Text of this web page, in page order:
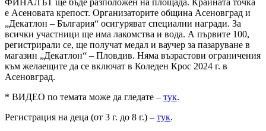
е Асеновата крепост. Организаторите община Асеновград и
„Декатлон – България“ осигуряват специални награди. За
всички участници ще има лакомства и вода. А първите 100,
регистрирали се, ще получат медал и ваучер за пазаруване в
магазин „Декатлон“ – Пловдив. Няма възрастови ограничения
към желаещите да се включат в Коледен Крос 2024 г. в
Асеновград.
* ВИДЕО по темата може да гледате – тук.
Регистрация на деца (от 3 г. до 8 г.) – тук.